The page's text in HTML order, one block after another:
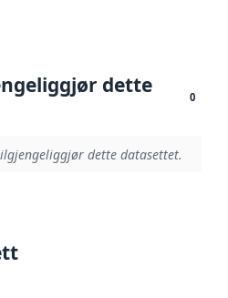
dette
0
dette datasettet.